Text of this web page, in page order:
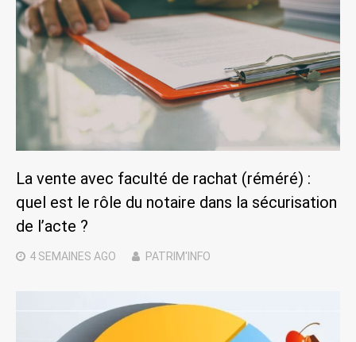
La vente avec faculté de rachat (réméré) :
quel est le rôle du notaire dans la sécurisation
de l’acte ?
4 SEMAINES AGO PATRIM'INFO